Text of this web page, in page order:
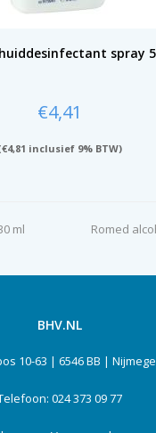
spray
€4,41
€4,81 inclusief 9% BTW)
ml
next
Romed
BHV.NL
10-63 | 6546 BB |
024 373 09 77